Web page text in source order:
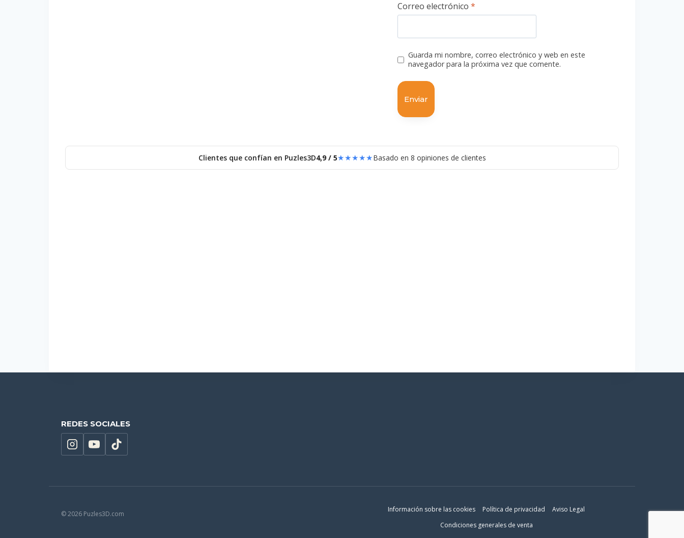
Correo electrónico *
Guarda mi nombre, correo electrónico y web en este
navegador para la próxima vez que comente.
Clientes que confían en Puzles3D4,9 / 5★★★★★Basado en 8 opiniones de clientes
REDES SOCIALES
© 2026 Puzles3D.com Información sobre las cookies Política de privacidad
Aviso Legal
Condiciones generales de venta